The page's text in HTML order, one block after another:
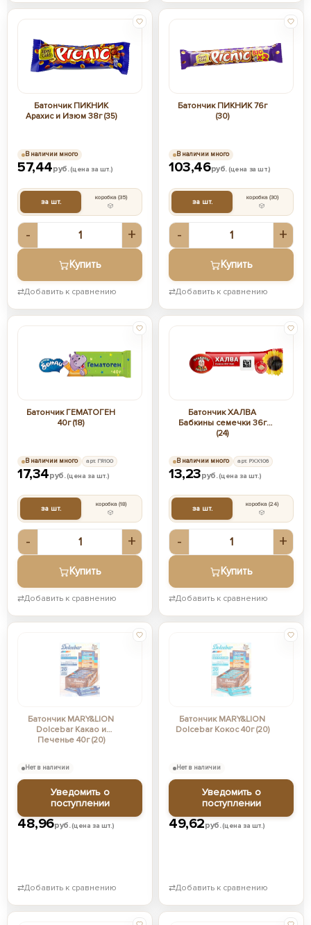
Батончик ПИКНИК
Арахис и Изюм 38г (35)
57,44руб.(цена за шт.)
- +
за шт. коробка(35)
Купить
В наличии много
⇄Добавить к сравнению
Батончик ПИКНИК 76г
(30)
103,46руб.(цена за шт.)
- +
за шт. коробка(30)
Купить
В наличии много
⇄Добавить к сравнению
Батончик ГЕМАТОГЕН
40г (18)
17,34руб.(цена за шт.)
- +
за шт. коробка(18)
Купить
В наличии много арт. ГЯ100
⇄Добавить к сравнению
Батончик ХАЛВА
Бабкины семечки 36г
(24)
13,23руб.(цена за шт.)
- +
за шт. коробка(24)
Купить
В наличии много арт. РХХ106
⇄Добавить к сравнению
Батончик MARY&LION
Dolcebar Какао и
Печенье 40г (20)
48,96руб.(цена за шт.)
Нет в наличии
Уведомить о
поступлении
⇄Добавить к сравнению
Батончик MARY&LION
Dolcebar Кокос 40г (20)
49,62руб.(цена за шт.)
Нет в наличии
Уведомить о
поступлении
⇄Добавить к сравнению